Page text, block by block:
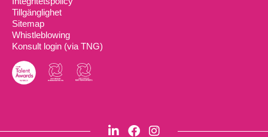
Tillgänglighet
Sitemap
Whistleblowing
Konsult login (via TNG)